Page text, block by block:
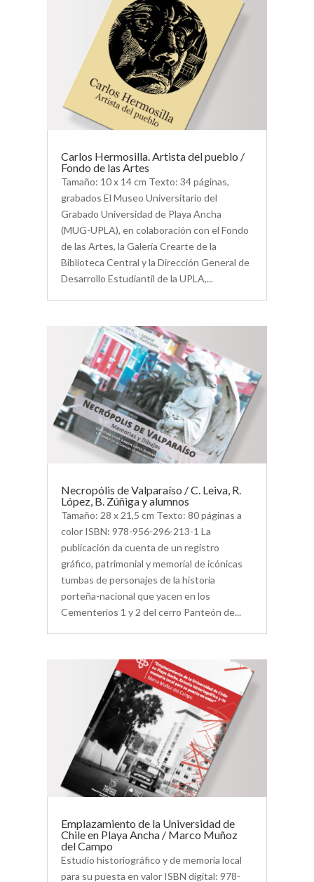
Carlos Hermosilla. Artista del pueblo /
Fondo de las Artes
Tamaño: 10 x 14 cm Texto: 34 páginas,
grabados El Museo Universitario del
Grabado Universidad de Playa Ancha
(MUG-UPLA), en colaboración con el Fondo
de las Artes, la Galería Crearte de la
Biblioteca Central y la Dirección General de
Desarrollo Estudiantil de la UPLA,...
Necropólis de Valparaíso / C. Leiva, R.
López, B. Zúñiga y alumnos
Tamaño: 28 x 21,5 cm Texto: 80 páginas a
color ISBN: 978-956-296-213-1 La
publicación da cuenta de un registro
gráfico, patrimonial y memorial de icónicas
tumbas de personajes de la historia
porteña-nacional que yacen en los
Cementerios 1 y 2 del cerro Panteón de...
Emplazamiento de la Universidad de
Chile en Playa Ancha / Marco Muñoz
del Campo
Estudio historiográfico y de memoria local
para su puesta en valor ISBN digital: 978-